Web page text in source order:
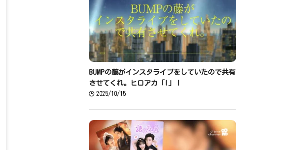
BUMPの藤がインスタライブをしていたので共有
させてくれ。ヒロアカ「I」！
2025/10/15